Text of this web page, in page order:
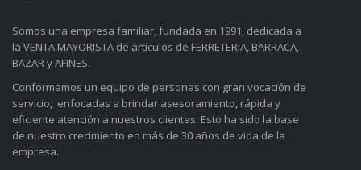
Somos una empresa familiar, fundada en 1991, dedicada a
la VENTA MAYORISTA de artículos de FERRETERIA, BARRACA,
BAZAR y AFINES.
Conformamos un equipo de personas con gran vocación de
servicio, enfocadas a brindar asesoramiento, rápida y
eficiente atención a nuestros clientes. Esto ha sido la base
de nuestro crecimiento en más de 30 años de vida de la
empresa.